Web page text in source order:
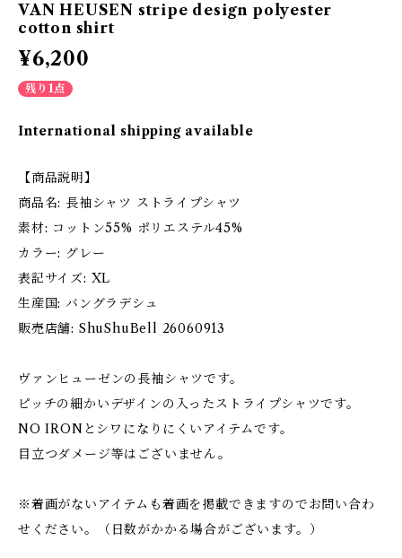
VAN HEUSEN stripe design polyester
cotton shirt
¥6,200
残り1点
International shipping available
【商品説明】
商品名: 長袖シャツ ストライプシャツ
素材: コットン55% ポリエステル45%
カラー: グレー
表記サイズ: XL
生産国: バングラデシュ
販売店舗: ShuShuBell 26060913
ヴァンヒューゼンの長袖シャツです。
ピッチの細かいデザインの入ったストライプシャツです。
NO IRONとシワになりにくいアイテムです。
目立つダメージ等はございません。
※着画がないアイテムも着画を掲載できますのでお問い合わ
せください。（日数がかかる場合がございます。）